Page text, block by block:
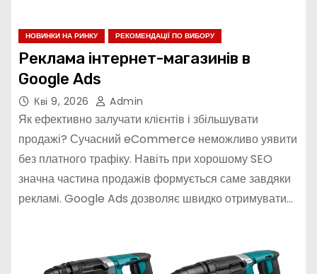
НОВИНКИ НА РИНКУ РЕКОМЕНДАЦІЇ ПО ВИБОРУ
Реклама інтернет-магазинів в
Google Ads
Кві 9, 2026 Admin
Як ефективно залучати клієнтів і збільшувати
продажі? Сучасний eCommerce неможливо уявити
без платного трафіку. Навіть при хорошому SEO
значна частина продажів формується саме завдяки
рекламі. Google Ads дозволяє швидко отримувати…